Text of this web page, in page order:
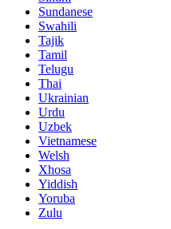
Sundanese
Swahili
Tajik
Tamil
Telugu
Thai
Ukrainian
Urdu
Uzbek
Vietnamese
Welsh
Xhosa
Yiddish
Yoruba
Zulu